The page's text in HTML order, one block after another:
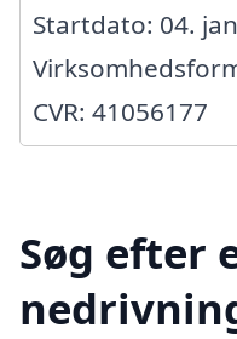
Startdato: 04.
CVR: 41056177
Søg efter